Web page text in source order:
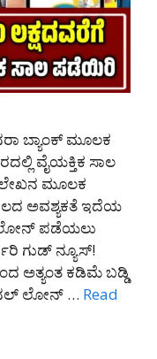
ಬ್ಯಾಂಕ್ ಮೂಲಕ
ವೈಯಕ್ತಿಕ ಸಾಲ
ಲೇಖನ ಮೂಲಕ
ಅವಶ್ಯಕತೆ ಇದೆಯ
ಲೋನ್ ಪಡೆಯಲು
ಗುಡ್ ನ್ಯೂಸ್!
ಅತ್ಯಂತ ಕಡಿಮೆ ಬಡ್ಡಿ
ಲೋನ್ … Read